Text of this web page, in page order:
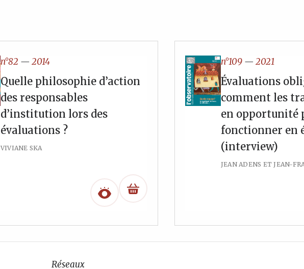
n°82 —2014
Quelle philosophie d’action
des responsables
d’institution lors des
évaluations ?
VIVIANE SKA
n°109 —2021
Évaluations
comment les
en opportunité
fonctionner en
(interview)
JEAN ADENS ET JEAN-
Réseaux